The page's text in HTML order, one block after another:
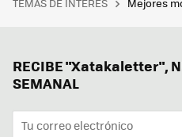
RECIBE "Xatakaletter",
SEMANAL